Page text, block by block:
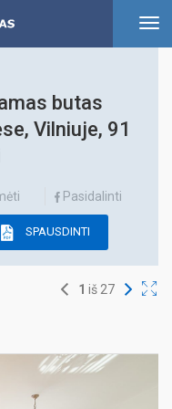
butas
Vilniuje, 91
Pasidalinti
SPAUSDINTI
1 iš 27